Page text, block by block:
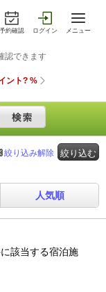
予約確認 ログイン メニュー
絞り込む
絞り込み解除
人気順
該当する宿泊施